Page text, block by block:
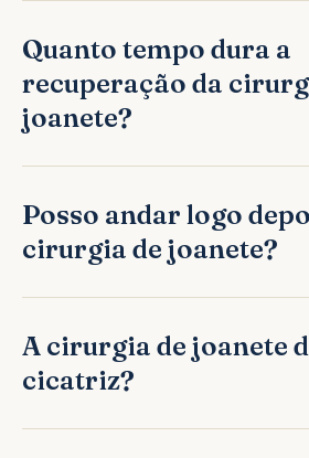
Quanto tempo dura a
recuperação da
joanete?
Posso andar logo
cirurgia de joanete?
A cirurgia de joanete
cicatriz?